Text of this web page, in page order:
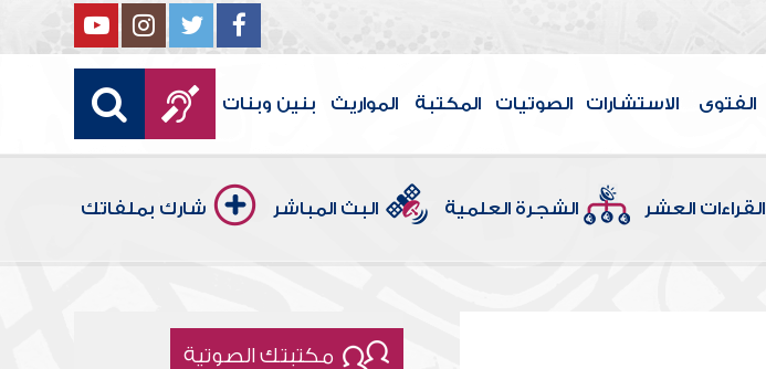
الفتوى الاستشارات الصوتيات المكتبة المواريث بنين وبنات
القراءات العشر الشجرة العلمية البث المباشر شارك بملفاتك
مكتبتك الصوتية